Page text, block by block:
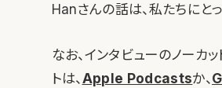
Hanさんの話は、私たちにと
なお、インタビューのノーカ
トは、Apple Podcastsか、